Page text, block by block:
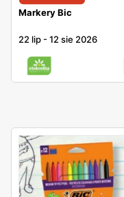
Markery Bic
22 lip -12 sie 2026